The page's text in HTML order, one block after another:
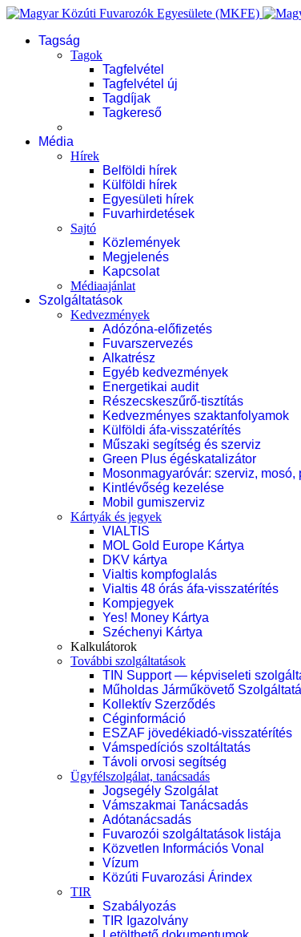
Tagság
Tagok
Tagfelvétel
Tagfelvétel új
Tagdíjak
Tagkereső
Média
Hírek
Belföldi hírek
Külföldi hírek
Egyesületi hírek
Fuvarhirdetések
Sajtó
Közlemények
Megjelenés
Kapcsolat
Médiaajánlat
Szolgáltatások
Kedvezmények
Adózóna-előfizetés
Fuvarszervezés
Alkatrész
Egyéb kedvezmények
Energetikai audit
Részecskeszűrő-tisztítás
Kedvezményes szaktanfolyamok
Külföldi áfa-visszatérítés
Műszaki segítség és szerviz
Green Plus égéskatalizátor
Mosonmagyaróvár: szerviz, mosó,
Kintlévőség kezelése
Mobil gumiszerviz
Kártyák és jegyek
VIALTIS
MOL Gold Europe Kártya
DKV kártya
Vialtis kompfoglalás
Vialtis 48 órás áfa-visszatérítés
Kompjegyek
Yes! Money Kártya
Széchenyi Kártya
Kalkulátorok
További szolgáltatások
TIN Support — képviseleti
Műholdas Járműkövető
Kollektív Szerződés
Céginformáció
ESZAF jövedékiadó-visszatérítés
Vámspedíciós szoltáltatás
Távoli orvosi segítség
Ügyfélszolgálat, tanácsadás
Jogsegély Szolgálat
Vámszakmai Tanácsadás
Adótanácsadás
Fuvarozói szolgáltatások listája
Közvetlen Információs Vonal
Vízum
Közúti Fuvarozási Árindex
TIR
Szabályozás
TIR Igazolvány